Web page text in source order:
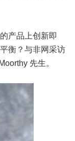
产品上创新即
衡？与非网采访
先生。